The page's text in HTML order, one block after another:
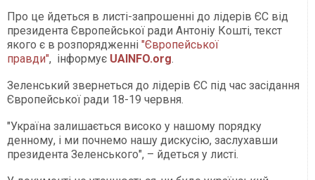
Про це йдеться в листі-запрошенні до лідерів ЄС від
президента Європейської ради Антоніу Кошті, текст
якого є в розпорядженні "Європейської
правди", інформує UAINFO.org.
Зеленський звернеться до лідерів ЄС під час засідання
Європейської ради 18-19 червня.
"Україна залишається високо у нашому порядку
денному, і ми почнемо нашу дискусію, заслухавши
президента Зеленського", – йдеться у листі.